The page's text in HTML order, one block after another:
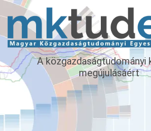
A közgazdaságtudományi
megújulásáért